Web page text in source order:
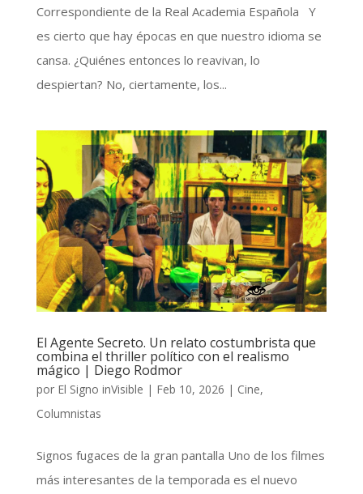
Correspondiente de la Real Academia Española Y
es cierto que hay épocas en que nuestro idioma se
cansa. ¿Quiénes entonces lo reavivan, lo
despiertan? No, ciertamente, los...
El Agente Secreto. Un relato costumbrista que
combina el thriller político con el realismo
mágico | Diego Rodmor
por El Signo inVisible | Feb 10, 2026 | Cine,
Columnistas
Signos fugaces de la gran pantalla Uno de los filmes
más interesantes de la temporada es el nuevo